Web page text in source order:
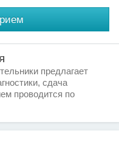
предлагает
сдача
проводится по